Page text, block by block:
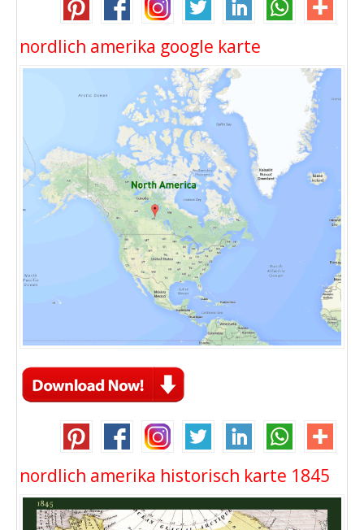
nordlich amerika google karte
nordlich amerika historisch karte 1845